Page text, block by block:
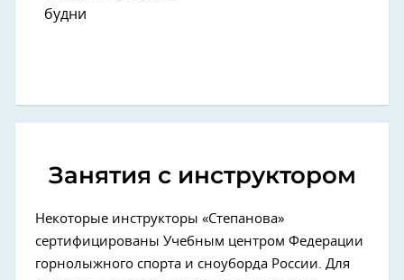
будни
Занятия с инструктором
Некоторые инструкторы «Степанова»
сертифицированы Учебным центром Федерации
горнолыжного спорта и сноуборда России. Для